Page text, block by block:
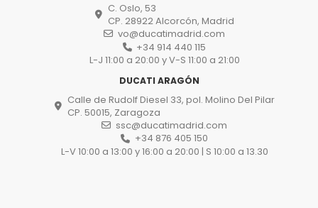
C. Oslo, 53
CP. 28922 Alcorcón, Madrid
vo@ducatimadrid.com
+34 914 440 115
L-J 11:00 a 20:00 y V-S 11:00 a 21:00
DUCATI ARAGÓN
Calle de Rudolf Diesel 33, pol. Molino Del Pilar
CP. 50015, Zaragoza
ssc@ducatimadrid.com
+34 876 405 150
L-V 10:00 a 13:00 y 16:00 a 20:00 | S 10:00 a 13.30